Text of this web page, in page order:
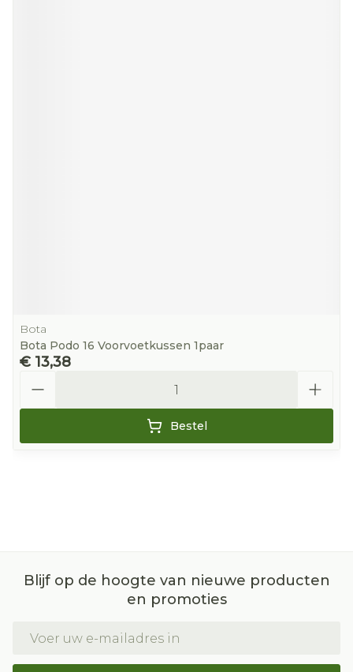
Bota
Bota Podo 16 Voorvoetkussen 1paar
€ 13,38
Bestel
Blijf op de hoogte van nieuwe producten
en promoties